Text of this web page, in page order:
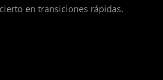
en transiciones rápidas.